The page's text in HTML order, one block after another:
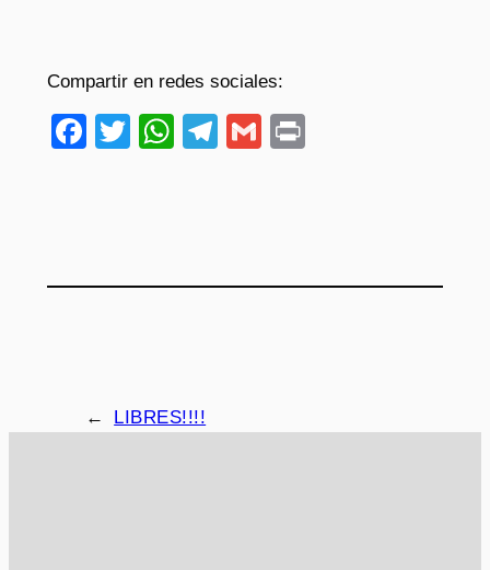
Compartir en redes sociales:
Facebook
TwitterWhatsApp
Telegram
Gmail
← LIBRES!!!!